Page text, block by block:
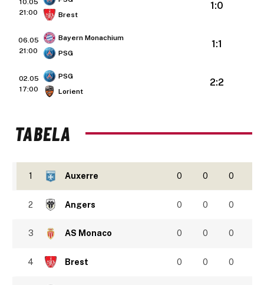
21:00
Brest
1:0
06.05
21:00
Bayern Monachium
PSG
1:1
02.05
17:00
PSG
Lorient
2:2
TABELA
1 Auxerre 0 0 0
2 Angers 0 0 0
3 AS Monaco 0 0 0
4 Brest 0 0 0